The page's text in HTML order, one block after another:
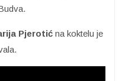
Pjerotić na koktelu je